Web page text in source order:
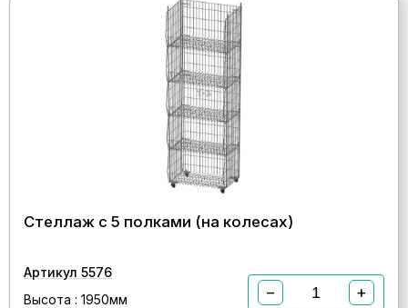
Стеллаж с 5 полками (на колесах)
Артикул 5576
Высота : 1950мм
− +